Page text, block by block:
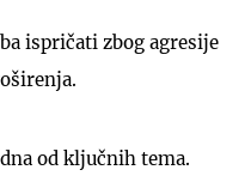
ispričati zbog agresije
od ključnih tema.